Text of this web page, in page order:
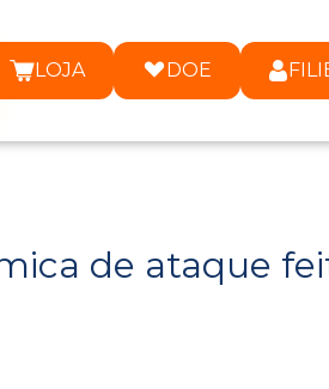
LOJA DOE
de ataque